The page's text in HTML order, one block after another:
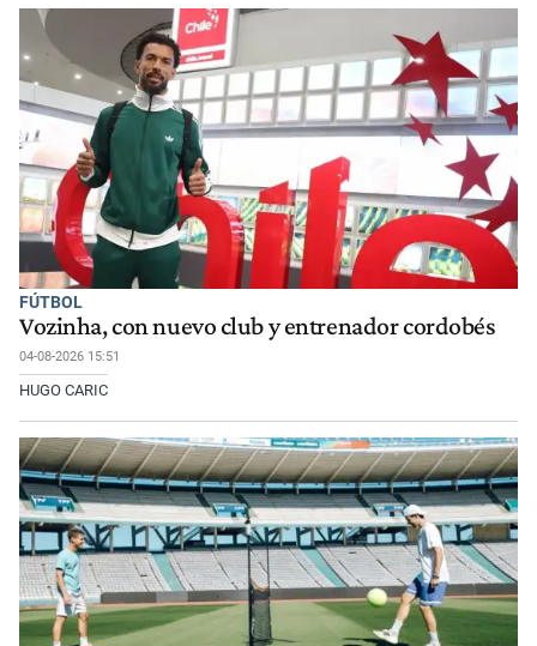
FÚTBOL
Vozinha, con nuevo club y entrenador cordobés
04-08-2026 15:51
HUGO CARIC